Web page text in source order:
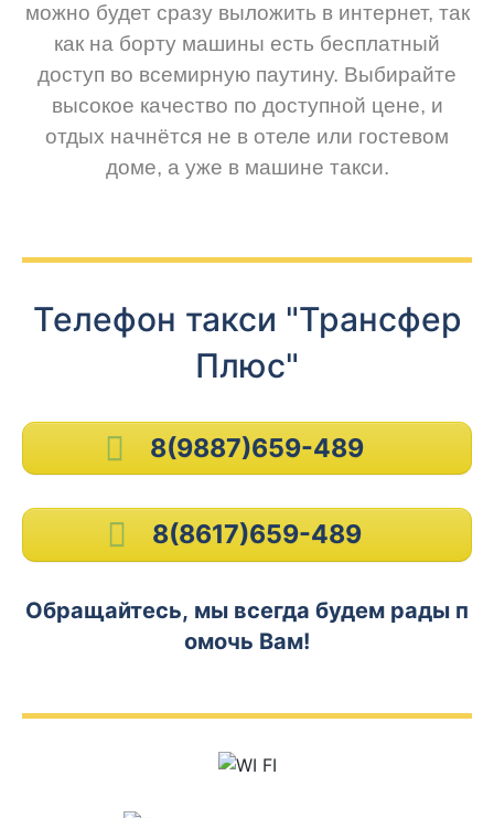
можно будет сразу выложить в интернет, так
как на борту машины есть бесплатный
доступ во всемирную паутину. Выбирайте
высокое качество по доступной цене, и
отдых начнётся не в отеле или гостевом
доме, а уже в машине такси.
Телефон такси "Трансфер
Плюс"
8(9887)659-489
8(8617)659-489
Обращайтесь, мы всегда будем рады п
омочь Вам!